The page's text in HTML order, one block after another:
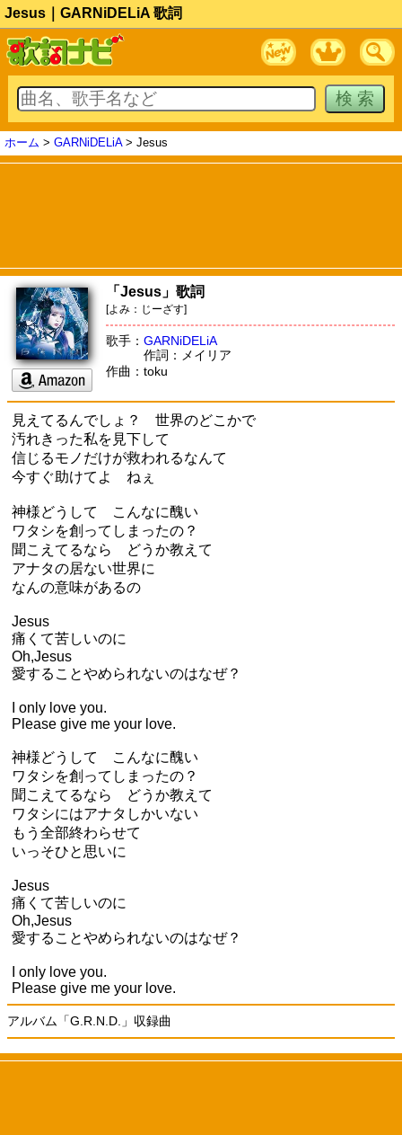
Jesus｜GARNiDELiA 歌詞
ホーム > GARNiDELiA> Jesus
「Jesus」歌詞
[よみ：じーざす]
歌手： GARNiDELiA
作詞：メイリア
作曲：toku
見えてるんでしょ？ 世界のどこかで
汚れきった私を見下して
信じるモノだけが救われるなんて
今すぐ助けてよ ねぇ
神様どうして こんなに醜い
ワタシを創ってしまったの？
聞こえてるなら どうか教えて
アナタの居ない世界に
なんの意味があるの
Jesus
痛くて苦しいのに
Oh,Jesus
愛することやめられないのはなぜ？
I only love you.
Please give me your love.
神様どうして こんなに醜い
ワタシを創ってしまったの？
聞こえてるなら どうか教えて
ワタシにはアナタしかいない
もう全部終わらせて
いっそひと思いに
Jesus
痛くて苦しいのに
Oh,Jesus
愛することやめられないのはなぜ？
I only love you.
Please give me your love.
アルバム「G.R.N.D.」収録曲